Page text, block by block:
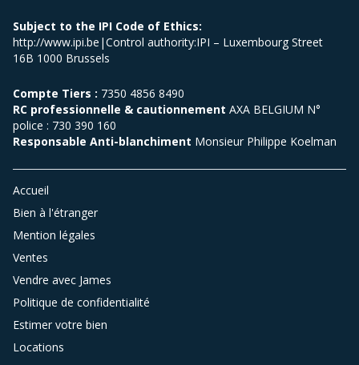
Subject to the IPI Code of Ethics:
http://www.ipi.be|Control authority:IPI – Luxembourg Street
16B 1000 Brussels
Compte Tiers : 7350 4856 8490
RC professionnelle & cautionnement AXA BELGIUM N°
police : 730 390 160
Responsable Anti-blanchiment Monsieur Philippe Koelman
Accueil
Bien à l'étranger
Mention légales
Ventes
Vendre avec James
Politique de confidentialité
Estimer votre bien
Locations